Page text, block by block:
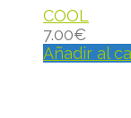
COOL
7.00€
Añadir al